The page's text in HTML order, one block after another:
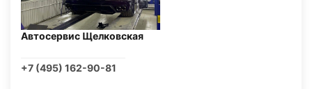
Автосервис Щелковская
+7 (495) 162-90-81